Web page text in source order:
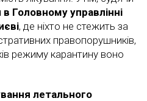
Головному управлінні
, де ніхто не стежить за
правопорушників,
режиму карантину воно
летального